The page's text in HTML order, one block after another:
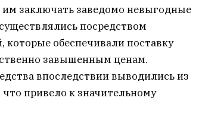
заключать заведомо невыгодные
посредством
обеспечивали поставку
завышенным ценам.
впоследствии выводились из
привело к значительному